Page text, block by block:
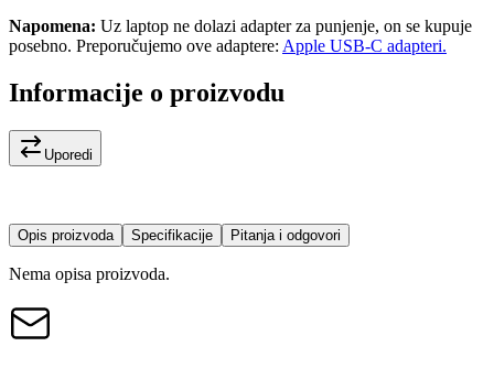
Napomena: Uz laptop ne dolazi adapter za punjenje, on se kupuje
posebno. Preporučujemo ove adaptere: Apple USB-C adapteri.
Informacije o proizvodu
Uporedi
Opis proizvoda Specifikacije Pitanja i odgovori
Nema opisa proizvoda.